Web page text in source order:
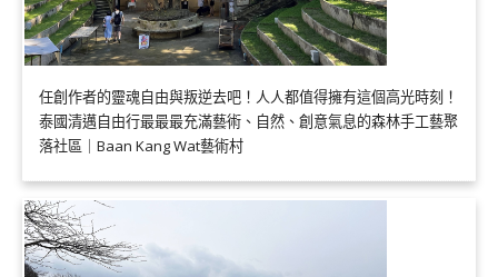
任創作者的靈魂自由與叛逆去吧！人人都值得擁有這個高光時刻！
泰國清邁自由行最最最充滿藝術、自然、創意氣息的森林手工藝聚
落社區｜Baan Kang Wat藝術村